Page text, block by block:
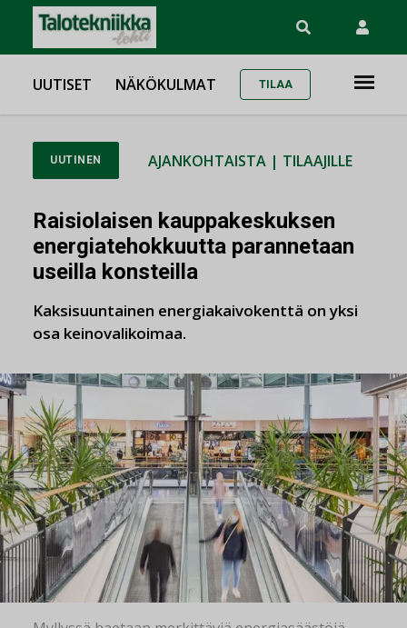
UUTISET NÄKÖKULMAT TILAA
UUTINEN AJANKOHTAISTA| TILAAJILLE
Raisiolaisen kauppakeskuksen
energiatehokkuutta parannetaan
useilla konsteilla
Kaksisuuntainen energiakaivokenttä on yksi
osa keinovalikoimaa.